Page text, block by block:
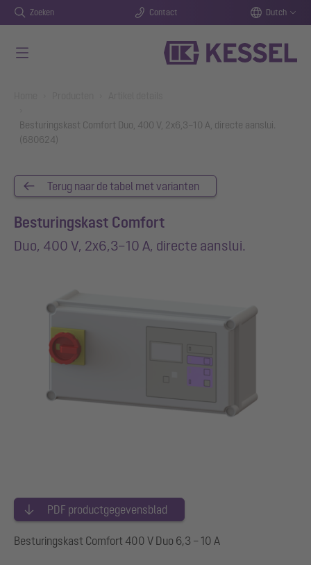
Zoeken Contact Dutch
Besturingskast Comfort Duo, 400 V, 2x6,3–10 A, directe aanslui.
(680624)
Terug naar de tabel met varianten
Besturingskast Comfort
Duo, 400 V, 2x6,3–10 A, directe aanslui.
PDF productgegevensblad
Besturingskast Comfort 400 V Duo 6,3 – 10 A